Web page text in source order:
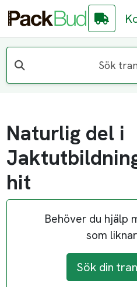
Sök
Naturlig del i
hit
Behöver du hjälp
som
Sök din